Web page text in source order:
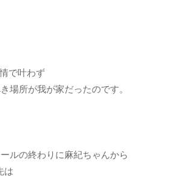
で叶わず
場所が我が家だったのです。
ルの終わりに麻紀ちゃんから
は